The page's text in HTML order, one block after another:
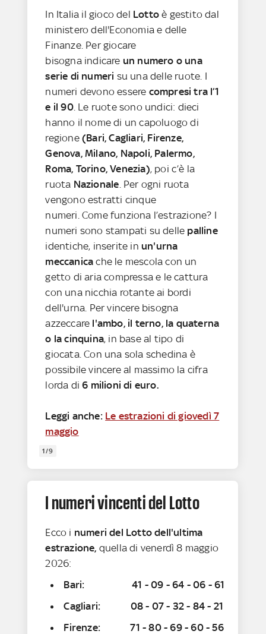
In Italia il gioco del Lotto è gestito dal
ministero dell'Economia e delle
Finanze. Per giocare
bisogna indicare un numero o una
serie di numeri su una delle ruote. I
numeri devono essere compresi tra l’1
e il 90. Le ruote sono undici: dieci
hanno il nome di un capoluogo di
regione(Bari, Cagliari, Firenze,
Genova, Milano, Napoli, Palermo,
Roma, Torino, Venezia), poi c’è la
ruota Nazionale . Per ogni ruota
vengono estratti cinque
numeri. Come funziona l’estrazione? I
numeri sono stampati su delle palline
identiche, inserite inun'urna
meccanica che le mescola con un
getto di aria compressa e le cattura
con una nicchia rotante ai bordi
dell'urna. Per vincere bisogna
azzeccare l'ambo, il terno, la quaterna
o la cinquina, in base al tipo di
giocata. Con una sola schedina è
possibile vincere al massimo la cifra
lorda di6 milioni di euro.
Leggi anche: Le estrazioni di giovedì 7
maggio
1/9
I numeri vincenti del Lotto
Ecco i numeri del Lotto dell'ultima
estrazione, quella di venerdì 8 maggio
2026:
Bari: 41 - 09 - 64 - 06 - 61
Cagliari: 08 - 07 - 32 - 84 - 21
Firenze: 71 - 80 - 69 - 60 - 56